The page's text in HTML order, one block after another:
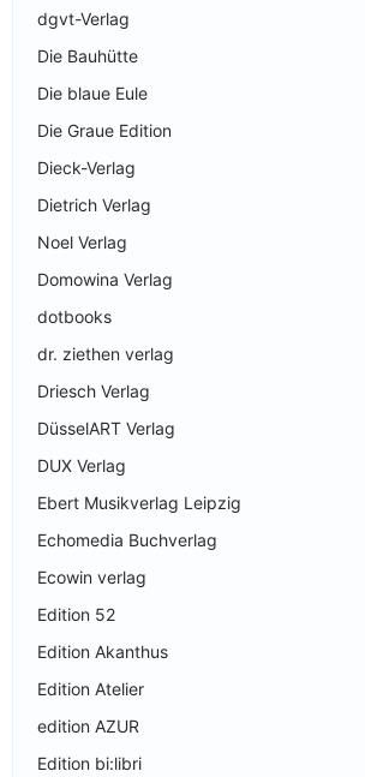
dgvt-Verlag
Die Bauhütte
Die blaue Eule
Die Graue Edition
Dieck-Verlag
Dietrich Verlag
Noel Verlag
Domowina Verlag
dotbooks
dr. ziethen verlag
Driesch Verlag
DüsselART Verlag
DUX Verlag
Ebert Musikverlag Leipzig
Echomedia Buchverlag
Ecowin verlag
Edition 52
Edition Akanthus
Edition Atelier
edition AZUR
Edition bi:libri